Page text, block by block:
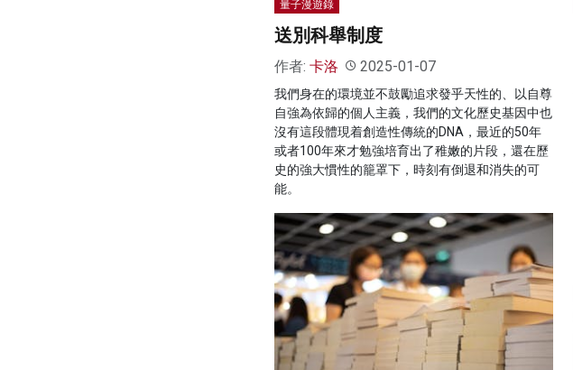
量子漫遊錄
送別科舉制度
作者: 卡洛 2025-01-07
我們身在的環境並不鼓勵追求發乎天性的、以自尊
自強為依歸的個人主義，我們的文化歷史基因中也
沒有這段體現着創造性傳統的DNA，最近的50年
或者100年來才勉強培育出了稚嫩的片段，還在歷
史的強大慣性的籠罩下，時刻有倒退和消失的可
能。